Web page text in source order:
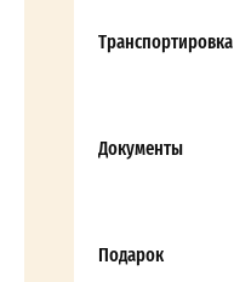
Транспортировка
Документы
Подарок